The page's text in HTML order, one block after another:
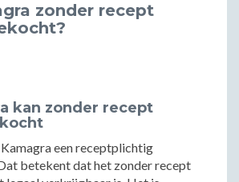
zonder recept
kan zonder recept
een receptplichtig
betekent dat het zonder recept